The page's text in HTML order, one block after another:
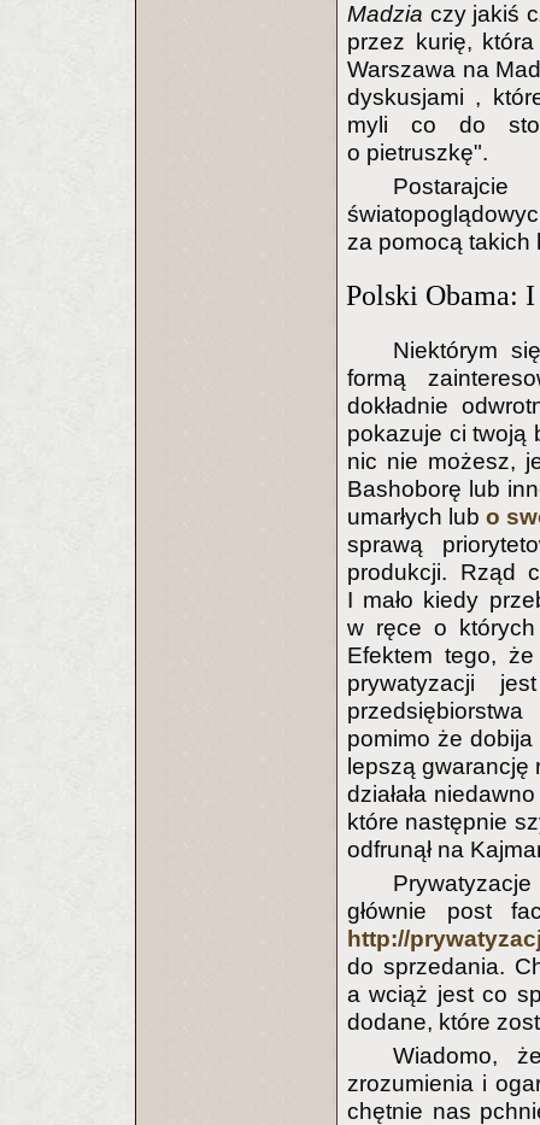
Madzia czy jakiś
przez kurię,
Warszawa na
dyskusjami ,
myli co do
o pietruszkę".
za pomocą takich
Polski Obama:
Niektórym
formą
dokładnie
pokazuje ci twoją
nic nie możesz,
Bashoborę lub
umarłych lub o
sprawą
produkcji. Rząd
I mało kiedy
w ręce o
Efektem tego,
prywatyzacji
pomimo że
lepszą gwarancję
działała
które następnie
odfrunął na
głównie post
http://
do sprzedania.
a wciąż jest co
dodane, które
Wiadomo,
zrozumienia i
chętnie nas